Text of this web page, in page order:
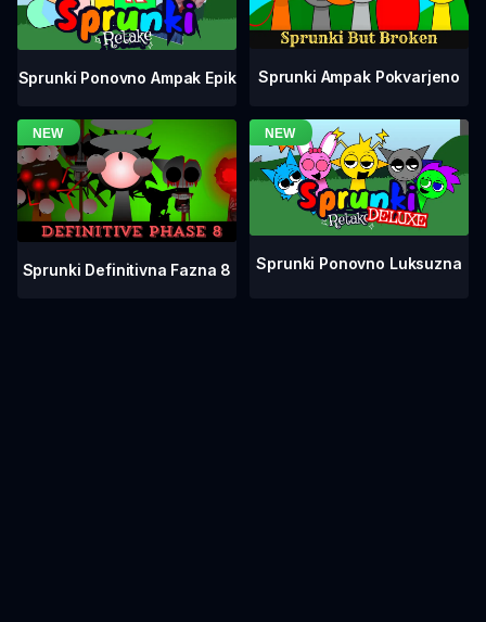
Sprunki Ponovno Ampak Epik Sprunki Ampak Pokvarjeno
Sprunki Definitivna Fazna 8 Sprunki Ponovno Luksuzna